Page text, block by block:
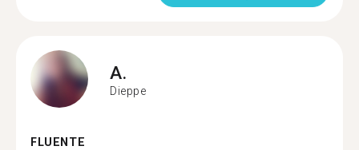
A.
Dieppe
FLUENTE